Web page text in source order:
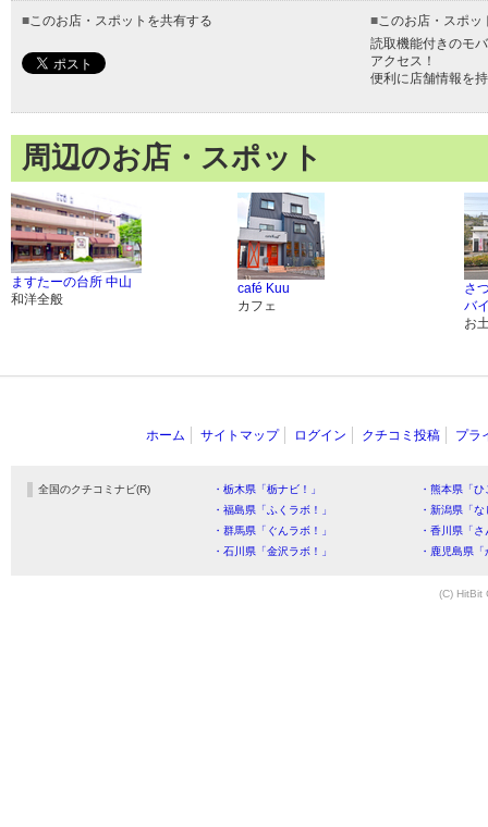
■このお店・スポットを共有する ■このお店・スポッ
読取機能付きのモ
アクセス！
便利に店舗情報を
周辺のお店・スポット
ますたーの台所 中山
和洋全般
café Kuu
カフェ
さ
バ
お
ホーム サイトマップ ログイン クチコミ投稿 プラ
全国のクチコミナビ(R) ・栃木県「栃ナビ！」
・熊本県「
・福島県「ふくラボ！」
・新潟県「
・群馬県「ぐんラボ！」
・香川県「
・石川県「金沢ラボ！」
・鹿児島県
(C) HitBit